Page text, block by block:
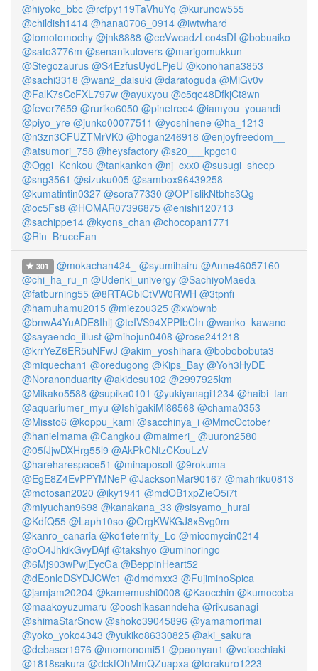
@hiyoko_bbc @rcfpy119TaVhuYq @kurunow555
@childish1414 @hana0706_0914 @iwtwhard
@tomotomochy @jnk8888 @ecVwcadzLco4sDI @bobuaiko
@sato3776m @senanikulovers @marigomukkun
@Stegozaurus @S4EzfusUydLPjeU @konohana3853
@sachi3318 @wan2_daisuki @daratoguda @MiGv0v
@FalK7sCcFXL797w @ayuxyou @c5qe48DfkjCt8wn
@fever7659 @ruriko6050 @pinetree4 @iamyou_youandi
@piyo_yre @junko00077511 @yoshinene @ha_1213
@n3zn3CFUZTMrVK0 @hogan246918 @enjoyfreedom__
@atsumori_758 @heysfactory @s20___kpgc10
@Oggi_Kenkou @tankankon @nj_cxx0 @susugi_sheep
@sng3561 @sizuku005 @sambox96439258
@kumatintin0327 @sora77330 @OPTslikNtbhs3Qg
@oc5Fs8 @HOMAR07396875 @enishi120713
@sachippe14 @kyons_chan @chocopan1771
@Rin_BruceFan
301 @mokachan424_ @syumihairu @Anne46057160
@chi_ha_ru_n @Udenki_univergy @SachiyoMaeda
@fatburning55 @8RTAGbiCtVW0RWH @3tpnfi
@hamuhamu2015 @miezou325 @xwbwnb
@bnwA4YuADE8Ihlj @teIVS94XPPIbCIn @wanko_kawano
@sayaendo_illust @mihojun0408 @rose241218
@krrYeZ6ER5uNFwJ @akim_yoshihara @bobobobuta3
@miquechan1 @oredugong @Kips_Bay @Yoh3HyDE
@Noranonduarity @akidesu102 @2997925km
@Mikako5588 @supika0101 @yukiyanagi1234 @haibi_tan
@aquariumer_myu @IshigakiMi86568 @chama0353
@Missto6 @koppu_kami @sacchinya_i @MmcOctober
@hanielmama @Cangkou @maimeri_ @uuron2580
@05fJjwDXHrg55l9 @AkPkCNtzCKouLzV
@hareharespace51 @minaposolt @9rokuma
@EgE8Z4EvPPYMNeP @JacksonMar90167 @mahriku0813
@motosan2020 @iky1941 @mdOB1xpZieO5i7t
@miyuchan9698 @kanakana_33 @sisyamo_hurai
@KdfQ55 @Laph10so @OrgKWKGJ8xSvg0m
@kanro_canaria @ko1eternity_Lo @micomycin0214
@oO4JhkikGvyDAjf @takshyo @uminoringo
@6Mj903wPwjEycGa @BeppinHeart52
@dEonleDSYDJCWc1 @dmdmxx3 @FujiminoSpica
@jamjam20204 @kamemushi0008 @Kaocchin @kumocoba
@maakoyuzumaru @ooshikasanndeha @rikusanagi
@shimaStarSnow @shoko39045896 @yamamorimai
@yoko_yoko4343 @yukiko86330825 @aki_sakura
@debaser1976 @momonomi51 @paonyan1 @voicechiaki
@1818sakura @dckfOhMmQZuapxa @torakuro1223